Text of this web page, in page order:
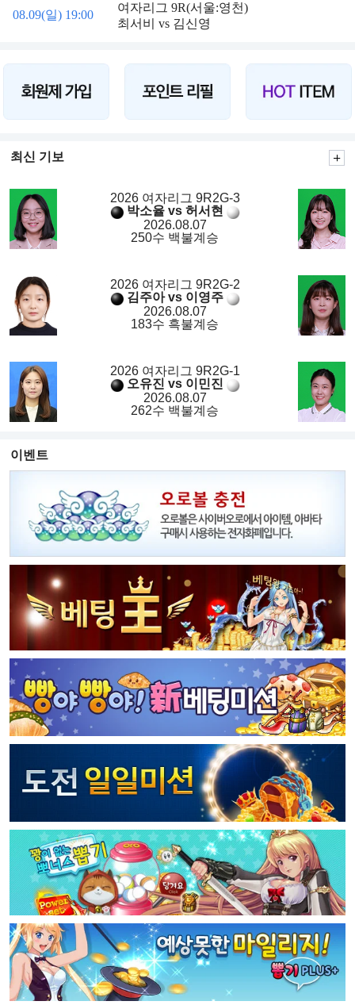
08.09(일) 19:00
여자리그 9R(서울:영천)
최서비 vs 김신영
최신 기보
2026 여자리그 9R2G-3
박소율 vs 허서현
2026.08.07
250수 백불계승
2026 여자리그 9R2G-2
김주아 vs 이영주
2026.08.07
183수 흑불계승
2026 여자리그 9R2G-1
오유진 vs 이민진
2026.08.07
262수 백불계승
이벤트